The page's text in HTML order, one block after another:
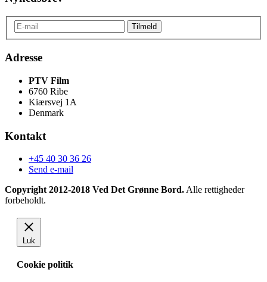
Adresse
PTV Film
6760 Ribe
Kiærsvej 1A
Denmark
Kontakt
+45 40 30 36 26
Send e-mail
Copyright 2012-2018 Ved Det Grønne Bord. Alle rettigheder
forbeholdt.
Luk
Cookie politik